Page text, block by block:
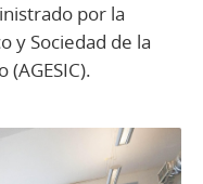
por la
y Sociedad de la